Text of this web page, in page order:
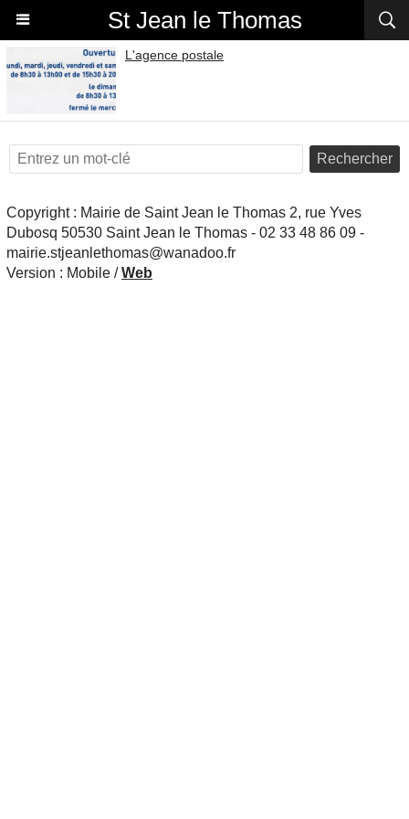
St Jean le Thomas
L'agence postale
Rechercher
Copyright : Mairie de Saint Jean le Thomas 2, rue Yves
Dubosq 50530 Saint Jean le Thomas - 02 33 48 86 09 -
mairie.stjeanlethomas@wanadoo.fr
Version : Mobile /Web